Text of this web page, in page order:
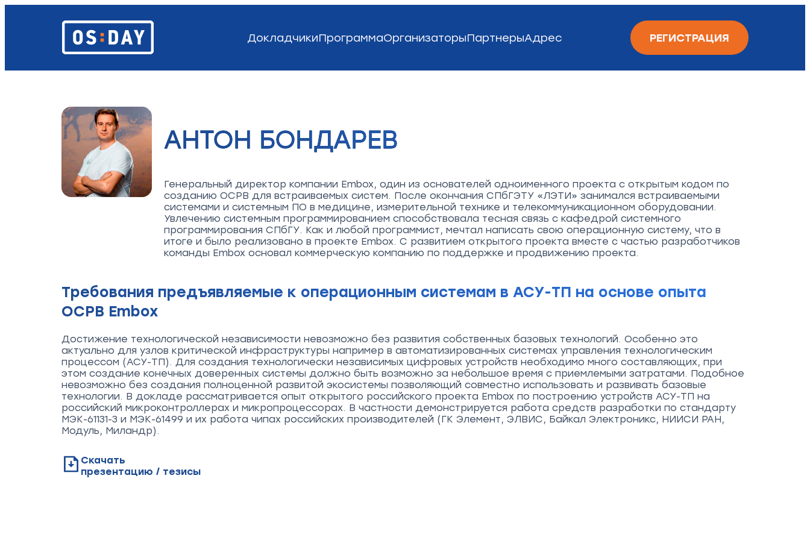
ДокладчикиПрограммаОрганизаторыПартнерыАдрес РЕГИСТРАЦИЯ
АНТОН БОНДАРЕВ
Генеральный директор компании Embox, один из основателей одноименного проекта с открытым кодом по
созданию ОСРВ для встраиваемых систем. После окончания СПбГЭТУ «ЛЭТИ» занимался встраиваемыми
системами и системным ПО в медицине, измерительной технике и телекоммуникационном оборудовании.
Увлечению системным программированием способствовала тесная связь с кафедрой системного
программирования СПбГУ. Как и любой программист, мечтал написать свою операционную систему, что в
итоге и было реализовано в проекте Embox. С развитием открытого проекта вместе с частью разработчиков
команды Embox основал коммерческую компанию по поддержке и продвижению проекта.
Требования предъявляемые к операционным системам в АСУ-ТП на основе опыта
ОСРВ Embox
Достижение технологической независимости невозможно без развития собственных базовых технологий. Особенно это
актуально для узлов критической инфраструктуры например в автоматизированных системах управления технологическим
процессом (АСУ-ТП). Для создания технологически независимых цифровых устройств необходимо много составляющих, при
этом создание конечных доверенных системы должно быть возможно за небольшое время с приемлемыми затратами. Подобное
невозможно без создания полноценной развитой экосистемы позволяющий совместно использовать и развивать базовые
технологии. В докладе рассматривается опыт открытого российского проекта Embox по построению устройств АСУ-ТП на
российский микроконтроллерах и микропроцессорах. В частности демонстрируется работа средств разработки по стандарту
МЭК-61131-3 и МЭК-61499 и их работа чипах российских производителей (ГК Элемент, ЭЛВИС, Байкал Электроникс, НИИСИ РАН,
Модуль, Миландр).
Скачать
презентацию / тезисы